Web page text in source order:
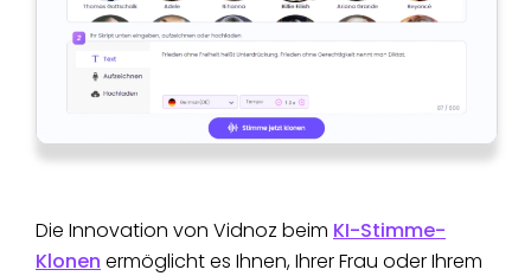
Die Innovation von Vidnoz beim KI-Stimme-
Klonen ermöglicht es Ihnen, Ihrer Frau oder Ihrem